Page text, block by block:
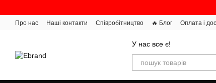
Про нас Наші контакти Співробітництво 🔥 Блог Оплата і
У нас все є!